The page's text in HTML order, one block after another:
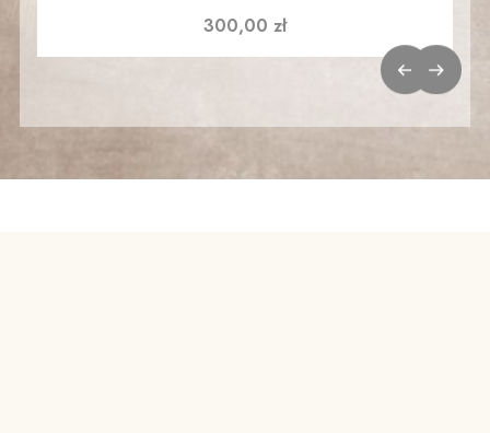
KWIATY
Cena
300,00 zł